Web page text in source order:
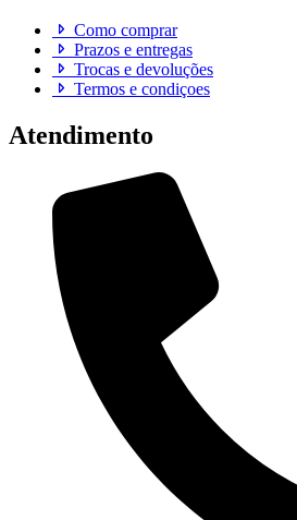
Como comprar
Prazos e entregas
Trocas e devoluções
Termos e condiçoes
Atendimento